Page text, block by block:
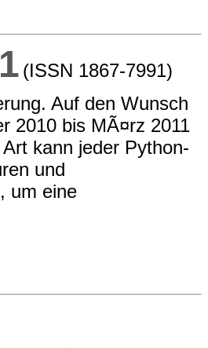
(ISSN 1867-7991)
Auf den Wunsch
2010 bis MÃ¤rz 2011
kann jeder Python-
und
um eine